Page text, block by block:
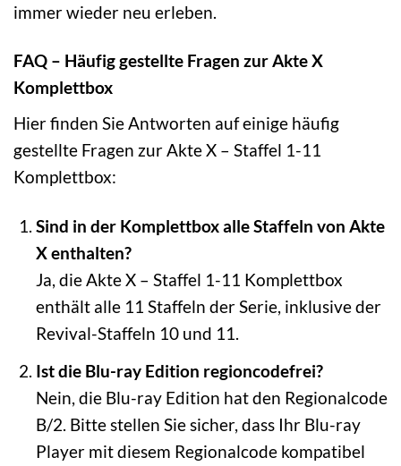
immer wieder neu erleben.
FAQ – Häufig gestellte Fragen zur Akte X
Komplettbox
Hier finden Sie Antworten auf einige häufig
gestellte Fragen zur Akte X – Staffel 1-11
Komplettbox:
Sind in der Komplettbox alle Staffeln von Akte
X enthalten?
Ja, die Akte X – Staffel 1-11 Komplettbox
enthält alle 11 Staffeln der Serie, inklusive der
Revival-Staffeln 10 und 11.
Ist die Blu-ray Edition regioncodefrei?
Nein, die Blu-ray Edition hat den Regionalcode
B/2. Bitte stellen Sie sicher, dass Ihr Blu-ray
Player mit diesem Regionalcode kompatibel